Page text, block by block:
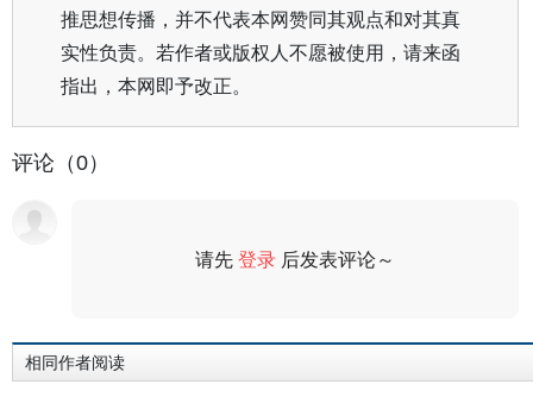
推思想传播，并不代表本网赞同其观点和对其真
实性负责。若作者或版权人不愿被使用，请来函
指出，本网即予改正。
评论（0）
请先登录 后发表评论～
相同作者阅读